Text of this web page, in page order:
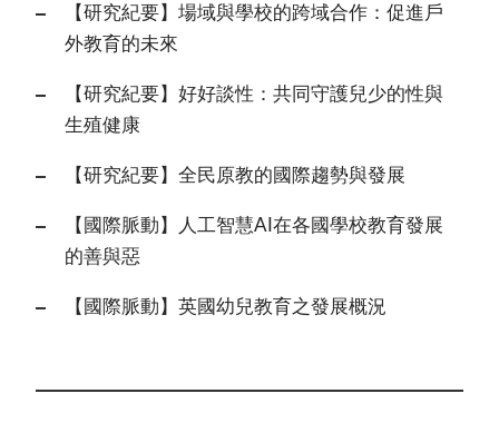
【研究紀要】場域與學校的跨域合作：促進戶
外教育的未來
【研究紀要】好好談性：共同守護兒少的性與
生殖健康
【研究紀要】全民原教的國際趨勢與發展
【國際脈動】人工智慧AI在各國學校教育發展
的善與惡
【國際脈動】英國幼兒教育之發展概況